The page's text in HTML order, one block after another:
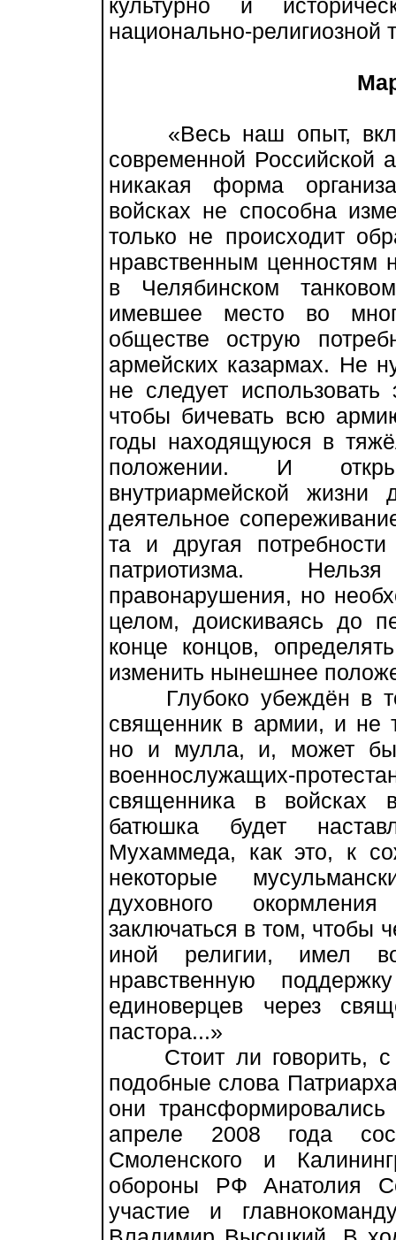
культурно и
национально-религиозной
«Весь наш опыт,
современной Российской
никакая форма
войсках не способна
только не происходит
нравственным ценностям
в Челябинском
имевшее место во
обществе острую
армейских казармах. Не
не следует
чтобы бичевать всю
годы находящуюся в
положении. И
внутриармейской жизни
деятельное
та и другая
патриотизма.
правонарушения, но
целом, доискиваясь до
конце концов,
изменить нынешнее
Глубоко убеждён в
священник в армии, и не
но и мулла, и, может
военнослужащих-
священника в войсках
батюшка будет
Мухаммеда, как это, к
некоторые
духовного
заключаться в том, чтобы
иной религии, имел
нравственную
единоверцев через
пастора...»
Стоит ли говорить, с
подобные слова
они
апреле 2008 года
Смоленского и
обороны РФ Анатолия
участие и